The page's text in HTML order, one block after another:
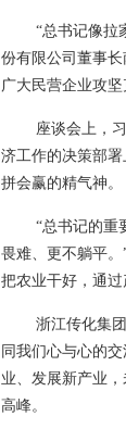
“总书记像拉
份有限公司董事
广大民营企业攻
座谈会上，
济工作的决策部
拼会赢的精气神。
“总书记的重
畏难、更不躺平
把农业干好，通过
浙江传化集
同我们心与心的
业、发展新产业
高峰。